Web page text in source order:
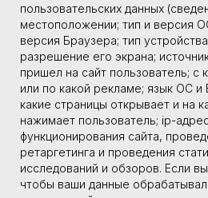
пользовательских данных
местоположении; тип и версия
версия Браузера; тип
разрешение его экрана;
пришел на сайт пользователь; с
или по какой рекламе; язык ОС и
какие страницы открывает и на
нажимает пользователь; ip-
функционирования сайта,
ретаргетинга и проведения
исследований и обзоров. Если
чтобы ваши данные